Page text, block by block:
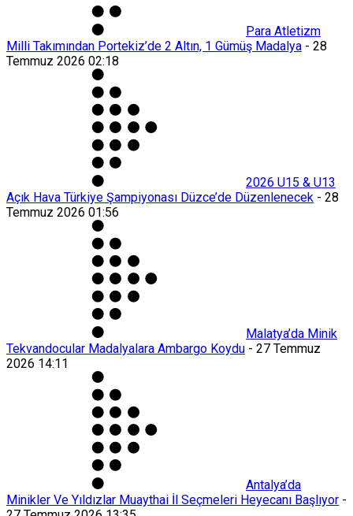
Para Atletizm
Milli Takımından Portekiz’de 2 Altın, 1 Gümüş Madalya - 28
Temmuz 2026 02:18
2026 U15 & U13
Açık Hava Türkiye Şampiyonası Düzce’de Düzenlenecek - 28
Temmuz 2026 01:56
Malatya’da Minik
Tekvandocular Madalyalara Ambargo Koydu - 27 Temmuz
2026 14:11
Antalya’da
Minikler Ve Yıldızlar Muaythai İl Seçmeleri Heyecanı Başlıyor -